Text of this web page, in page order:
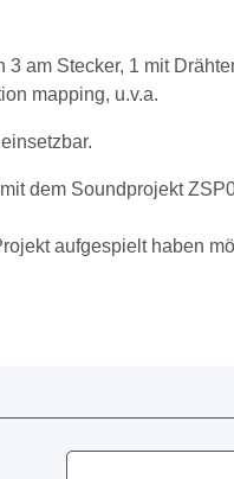
3 am Stecker, 1 mit
mapping, u.v.a.
dem Soundprojekt
aufgespielt haben